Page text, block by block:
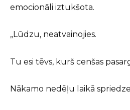
emocionāli iztukšota.
„Lūdzu, neatvainojies.
Tu esi tēvs, kurš cenšas
Nākamo nedēļu laikā